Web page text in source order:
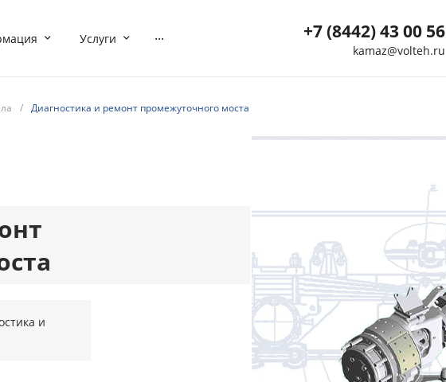
Услуги ... +7 (8442) 43 00 56
Выходной
+7 (909) 377 72 81
г. Котельниково, ул.
Пн-Вс: 08:00-21:00 Нет
Выходной
ktl-buh@volteh.ru
kamaz@volteh.ru
/ Диагностика и ремонт промежуточного моста
и